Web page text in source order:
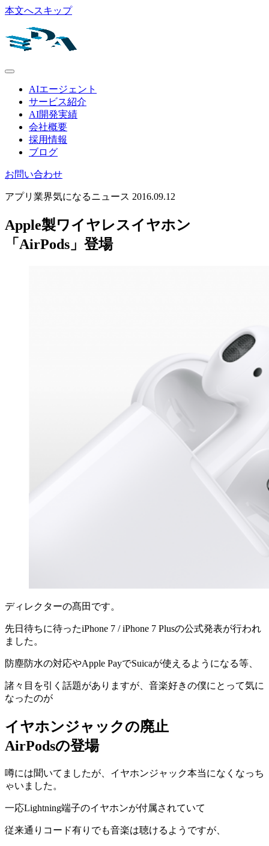
本文へスキップ
AIエージェント
サービス紹介
AI開発実績
会社概要
採用情報
ブログ
お問い合わせ
アプリ業界気になるニュース 2016.09.12
Apple製ワイヤレスイヤホン
「AirPods」登場
ディレクターの髙田です。
先日待ちに待ったiPhone 7 / iPhone 7 Plusの公式発表が行われ
ました。
防塵防水の対応やApple PayでSuicaが使えるようになる等、
諸々目を引く話題がありますが、音楽好きの僕にとって気に
なったのが
イヤホンジャックの廃止
AirPodsの登場
噂には聞いてましたが、イヤホンジャック本当になくなっち
ゃいました。
一応Lightning端子のイヤホンが付属されていて
従来通りコード有りでも音楽は聴けるようですが、